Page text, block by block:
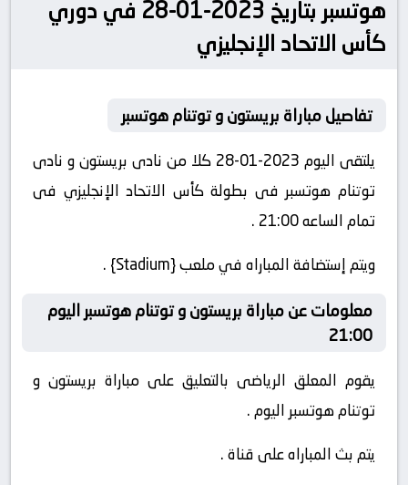
هوتسبر بتاريخ 2023-01-28 في دوري
كأس الاتحاد الإنجليزي
تفاصيل مباراة بريستون و توتنام هوتسبر
يلتقى اليوم 2023-01-28 كلا من نادى بريستون و نادى
توتنام هوتسبر فى بطولة كأس الاتحاد الإنجليزي فى
تمام الساعه 21:00 .
ويتم إستضافة المباراه في ملعب {Stadium} .
معلومات عن مباراة بريستون و توتنام هوتسبر اليوم
21:00
يقوم المعلق الرياضى بالتعليق على مباراة بريستون و
توتنام هوتسبر اليوم .
يتم بث المباراه على قناة .